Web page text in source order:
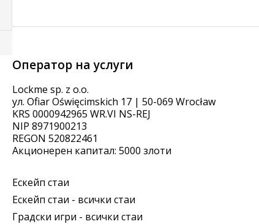
Оператор на услуги
Lockme sp. z o.o.
ул. Ofiar Oświęcimskich 17 | 50-069 Wrocław
KRS 0000942965 WR.VI NS-REJ
NIP 8971900213
REGON 520822461
Акционерен капитал: 5000 злоти
Ескейп стаи
Ескейп стаи - всички стаи
Градски игри - всички стаи